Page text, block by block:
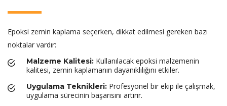
Epoksi zemin kaplama seçerken, dikkat edilmesi gereken bazı
noktalar vardır:
Malzeme Kalitesi: Kullanılacak epoksi malzemenin
kalitesi, zemin kaplamanın dayanıklılığını etkiler.
Uygulama Teknikleri: Profesyonel bir ekip ile çalışmak,
uygulama sürecinin başarısını artırır.